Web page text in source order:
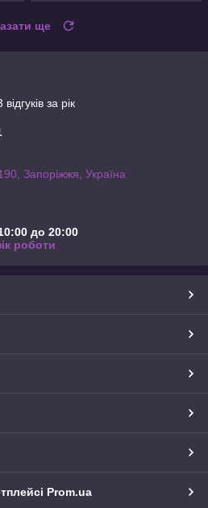
ще
за рік
Запоріжжя, Україна
до 20:00
роботи
Prom.ua